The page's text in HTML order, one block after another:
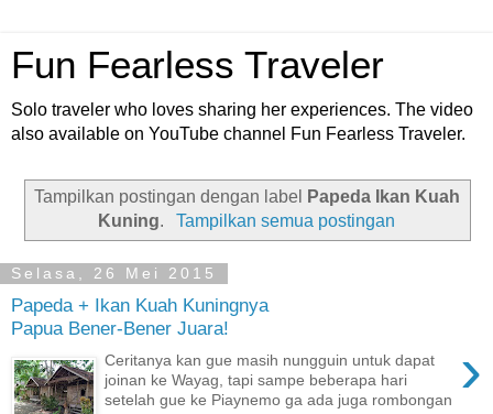
Fun Fearless Traveler
Solo traveler who loves sharing her experiences. The video
also available on YouTube channel Fun Fearless Traveler.
Tampilkan postingan dengan label
Papeda Ikan Kuah
Kuning. Tampilkan semua postingan
Selasa, 26 Mei 2015
Papeda + Ikan Kuah Kuningnya
Papua Bener-Bener Juara!
›
Ceritanya kan gue masih nungguin untuk dapat
joinan ke Wayag, tapi sampe beberapa hari
setelah gue ke Piaynemo ga ada juga rombongan